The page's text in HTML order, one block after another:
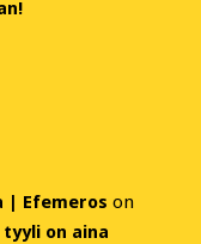
| Efemeros on
on aina